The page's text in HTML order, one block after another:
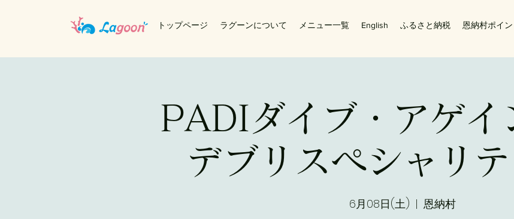
トップページ ラグーンについて メニュー一覧 English ふるさと納税 恩納村ポイン
PADIダイブ・アゲイ
デブリスペシャリ
6月08日(土)
  |
恩納村